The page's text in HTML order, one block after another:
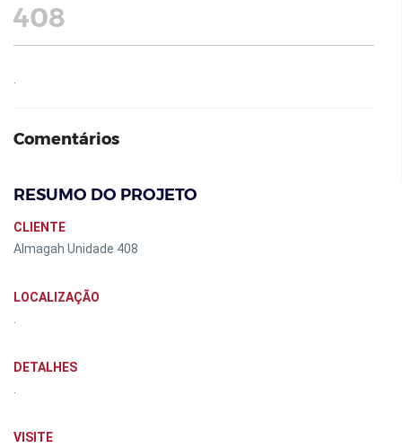
408
Comentários
RESUMO DO PROJETO
CLIENTE
Almagah Unidade 408
LOCALIZAÇÃO
DETALHES
VISITE